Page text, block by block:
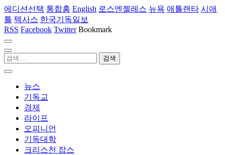
에디션선택 통합홈 English 로스엔젤레스 뉴욕 애틀랜타 시애
틀 텍사스 한국기독일보
RSS Facebook Twitter Bookmark
뉴스
기독교
경제
라이프
오피니언
기독대학
크리스천 잡스